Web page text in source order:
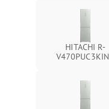
HITACHI R-